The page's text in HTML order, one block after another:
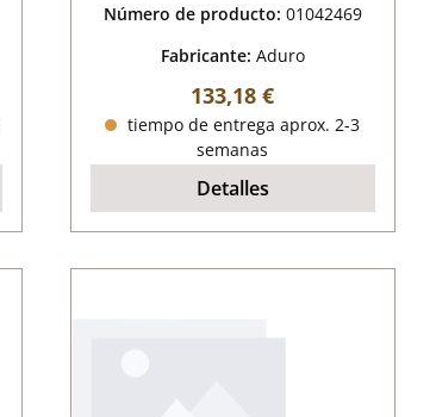
Número de producto: 01042469
Fabricante: Aduro
Precio normal:
133,18 €
tiempo de entrega aprox. 2-3
semanas
Detalles